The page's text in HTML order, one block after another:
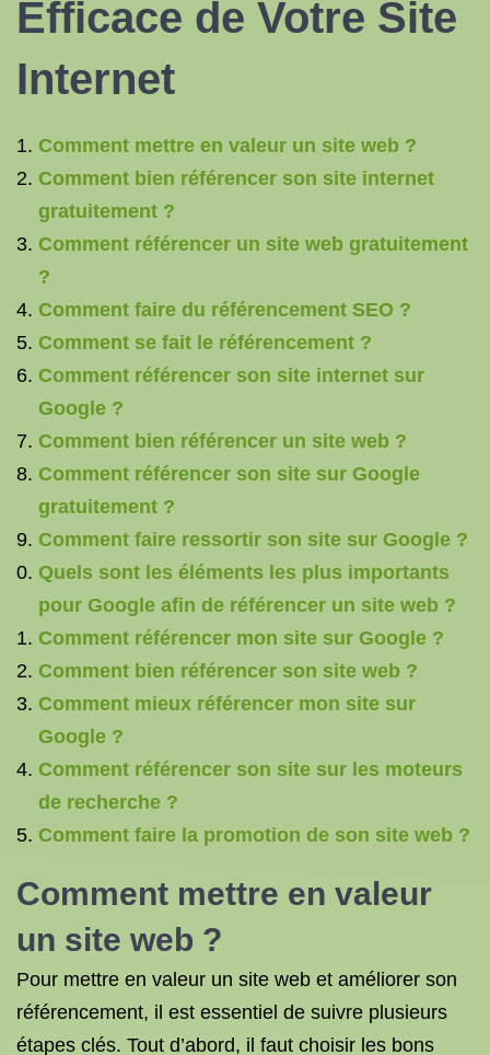
Efficace de Votre Site
Internet
Comment mettre en valeur un site web ?
Comment bien référencer son site internet
gratuitement ?
Comment référencer un site web gratuitement
?
Comment faire du référencement SEO ?
Comment se fait le référencement ?
Comment référencer son site internet sur
Google ?
Comment bien référencer un site web ?
Comment référencer son site sur Google
gratuitement ?
Comment faire ressortir son site sur Google ?
Quels sont les éléments les plus importants
pour Google afin de référencer un site web ?
Comment référencer mon site sur Google ?
Comment bien référencer son site web ?
Comment mieux référencer mon site sur
Google ?
Comment référencer son site sur les moteurs
de recherche ?
Comment faire la promotion de son site web ?
Comment mettre en valeur
un site web ?
Pour mettre en valeur un site web et améliorer son
référencement, il est essentiel de suivre plusieurs
étapes clés. Tout d’abord, il faut choisir les bons